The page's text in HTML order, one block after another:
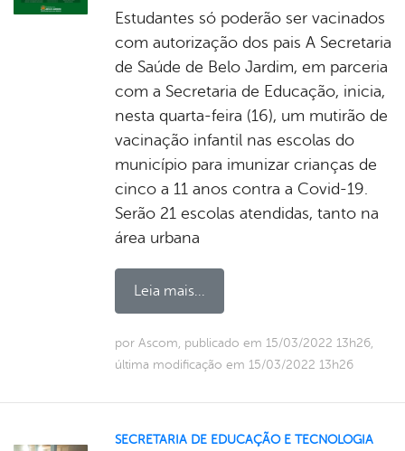
Estudantes só poderão ser vacinados
com autorização dos pais A Secretaria
de Saúde de Belo Jardim, em parceria
com a Secretaria de Educação, inicia,
nesta quarta-feira (16), um mutirão de
vacinação infantil nas escolas do
município para imunizar crianças de
cinco a 11 anos contra a Covid-19.
Serão 21 escolas atendidas, tanto na
área urbana
Leia mais...
por Ascom, publicado em 15/03/2022 13h26,
última modificação em 15/03/2022 13h26
SECRETARIA DE EDUCAÇÃO E TECNOLOGIA